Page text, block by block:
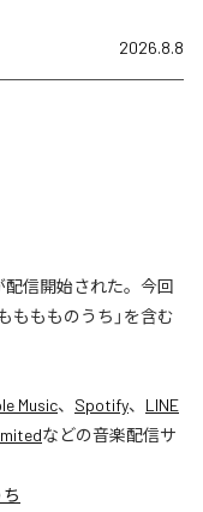
2026.8.8
配信開始された。今回
ももものうち」を含む
Music、 Spotify、 LINE
などの音楽配信サ